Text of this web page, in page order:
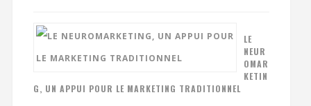
LE
NEUR
OMAR
KETIN
G, UN APPUI POUR LE MARKETING TRADITIONNEL